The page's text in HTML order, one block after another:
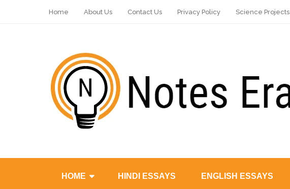
Home About Us Contact Us Privacy Policy Science Projects
HOME HINDI ESSAYS ENGLISH ESSAYS